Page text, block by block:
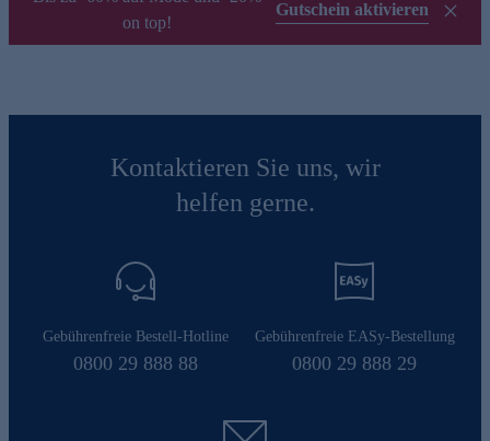
on top!
Gutschein aktivieren
Kontaktieren Sie uns, wir
helfen gerne.
Gebührenfreie Bestell-Hotline
0800 29 888 88
Gebührenfreie EASy-Bestellung
0800 29 888 29